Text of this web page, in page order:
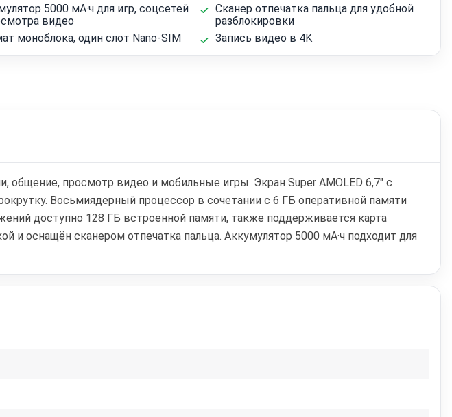
5000 мА·ч для игр, соцсетей
видео
Сканер отпечатка пальца для удобной
разблокировки
моноблока, один слот Nano-SIM
Запись видео в 4K
общение, просмотр видео и мобильные игры. Экран Super AMOLED 6,7" с
Восьмиядерный процессор в сочетании с 6 ГБ оперативной памяти
доступно 128 ГБ встроенной памяти, также поддерживается карта
оснащён сканером отпечатка пальца. Аккумулятор 5000 мА·ч подходит для